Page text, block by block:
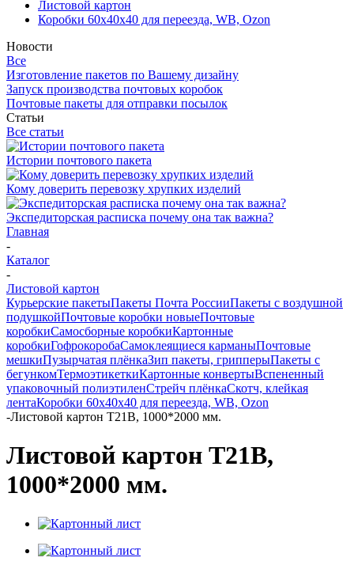
Листовой картон
Коробки 60х40х40 для переезда, WB, Ozon
Новости
Все
Изготовление пакетов по Вашему дизайну
Запуск производства почтовых коробок
Почтовые пакеты для отправки посылок
Статьи
Все статьи
Истории почтового пакета
Кому доверить перевозку хрупких изделий
Экспедиторская расписка почему она так важна?
Главная
-
Каталог
-
Листовой картон
Курьерские пакетыПакеты Почта РоссииПакеты с воздушной
подушкойПочтовые коробки новыеПочтовые
коробкиСамосборные коробкиКартонные
коробкиГофрокоробаСамоклеящиеся карманыПочтовые
мешкиПузырчатая плёнкаЗип пакеты, грипперыПакеты с
бегункомТермоэтикеткиКартонные конвертыВспененный
упаковочный полиэтиленСтрейч плёнкаСкотч, клейкая
лентаКоробки 60х40х40 для переезда, WB, Ozon
-Листовой картон Т21В, 1000*2000 мм.
Листовой картон Т21В,
1000*2000 мм.